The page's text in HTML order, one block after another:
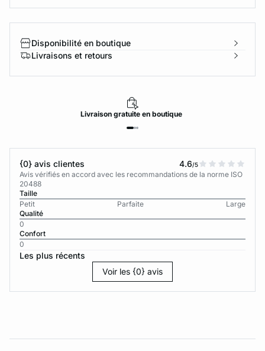
Disponibilité en boutique
Livraisons et retours
Livraisongratuiteen boutique
{0} avis clientes 4.6/5
Avis vérifiés en accord avec les recommandations de la norme ISO
20488
Taille
Petit
Parfaite
Large
Qualité
0
Confort
0
Les plus récents
Voir les {0} avis